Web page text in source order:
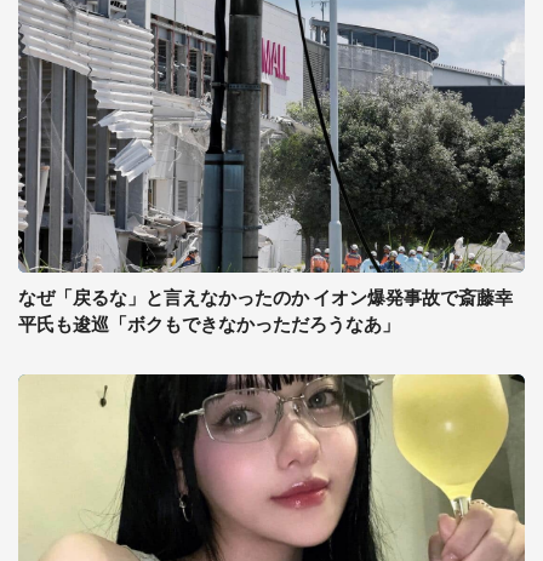
なぜ「戻るな」と言えなかったのか イオン爆発事故で斎藤幸
平氏も逡巡「ボクもできなかっただろうなあ」